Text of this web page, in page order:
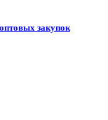
закупок